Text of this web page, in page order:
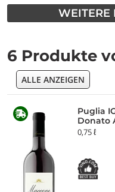
WEITERE
6 Produkte
ALLE ANZEIGEN
Puglia
Donato
0,75 ℓ